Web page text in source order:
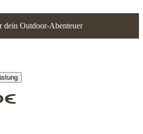
dein Outdoor-Abenteuer